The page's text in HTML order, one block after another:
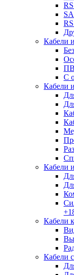
Кабели
С
Кабели
Кабели
Кабели
Кабели